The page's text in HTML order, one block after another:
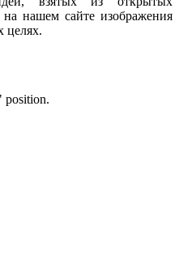
нашем сайте изображения
целях.
position.